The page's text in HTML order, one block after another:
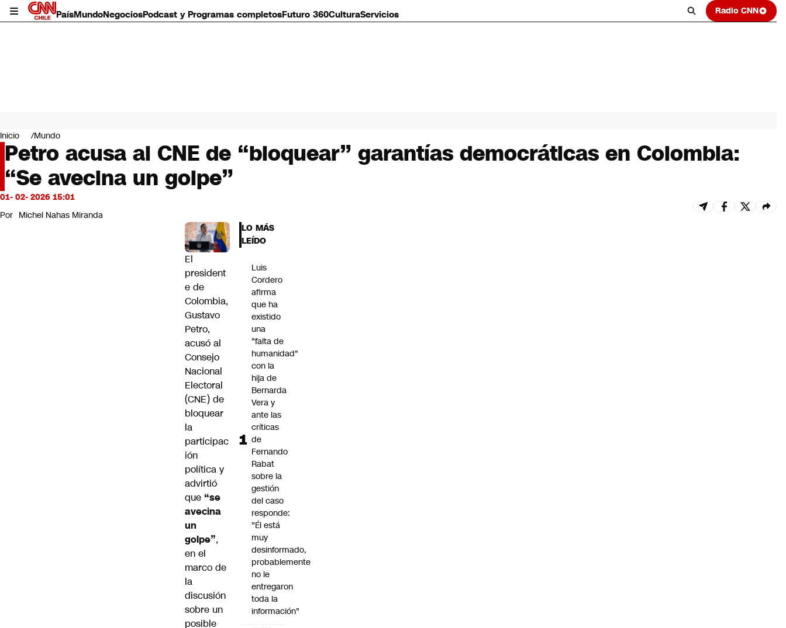
PaísMundoNegociosPodcast y Programas completosFuturo 360CulturaServicios Radio CNN
Mundo
Negocios
Deportes
Programas completos
Cultura
Servicios
Bits
CNN Data
Inicio Mundo
Petro acusa al CNE de “bloquear” garantías democráticas en Colombia:
“Se avecina un golpe”
01- 02- 2026 15:01
Por Michel Nahas Miranda
El
president
e de
Colombia,
Gustavo
Petro,
acusó al
Consejo
Nacional
Electoral
(CNE) de
bloquear
la
participac
ión
política y
advirtió
que “se
avecina
un
golpe”,
en el
marco de
la
discusión
sobre un
posible
LO MÁS
LEÍDO
Luis
Cordero
afirma
que ha
existido
una
"falta de
humanidad"
con la
hija de
Bernarda
Vera y
ante las
críticas
de
Fernando
Rabat
sobre la
gestión
del caso
responde:
"Él está
muy
desinformado,
probablemente
no le
entregaron
toda la
información"